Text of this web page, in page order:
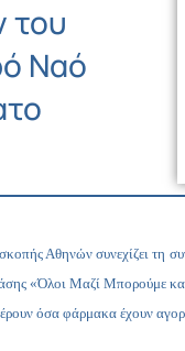
του
Ναό
Αθηνών συνεχίζει
«Όλοι Μαζί Μπορούμε
όσα φάρμακα έχουν